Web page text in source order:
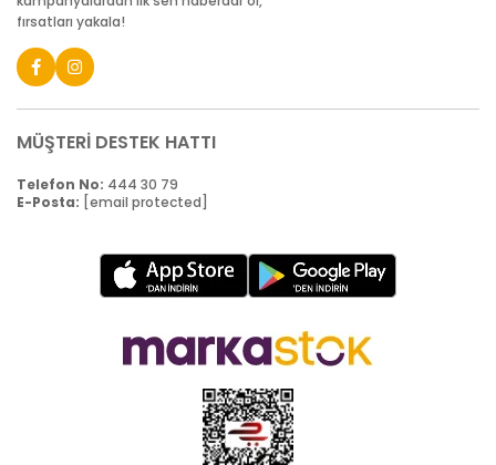
fırsatları yakala!
MÜŞTERİ DESTEK HATTI
Telefon No: 444 30 79
E-Posta: [email protected]